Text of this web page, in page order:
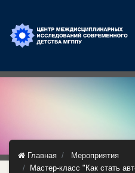
Главная
Мероприятия
Мастер-класс "Как стать